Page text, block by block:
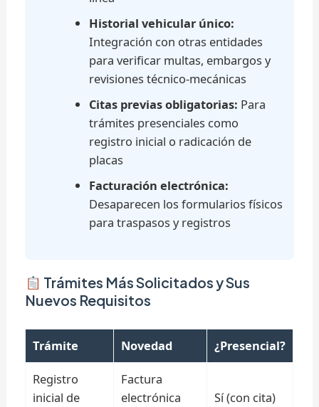
Historial vehicular único:
Integración con otras entidades
para verificar multas, embargos y
revisiones técnico-mecánicas
Citas previas obligatorias: Para
trámites presenciales como
registro inicial o radicación de
placas
Facturación electrónica:
Desaparecen los formularios físicos
para traspasos y registros
Trámites Más Solicitados y Sus
Nuevos Requisitos
Trámite Novedad ¿Presencial?
Registro
inicial de
Factura
electrónica
Sí (con cita)